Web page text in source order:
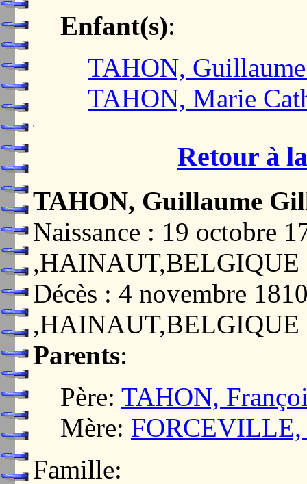
Enfant(s):
TAHON,
TAHON, Marie
Retour à
TAHON, Guillaume
Naissance : 19 octobre
,HAINAUT,BELGIQUE
Décès : 4 novembre
,HAINAUT,BELGIQUE
Parents:
Père: TAHON,
Mère: FORCEVILLE,
Famille: